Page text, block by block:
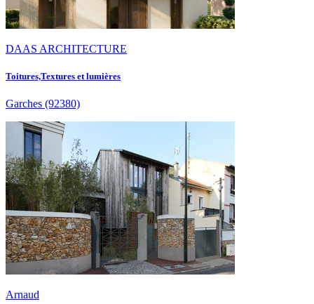
DAAS ARCHITECTURE
Toitures,Textures et lumières
Garches (92380)
Arnaud